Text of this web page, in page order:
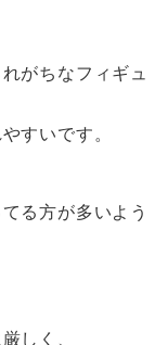
がちなフィギュ
すいです。
る方が多いよう
しく、